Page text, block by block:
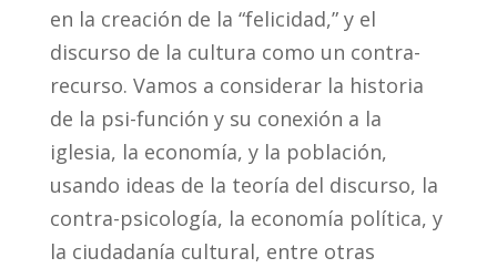
en la creación de la “felicidad,” y el
discurso de la cultura como un contra-
recurso. Vamos a considerar la historia
de la psi-función y su conexión a la
iglesia, la economía, y la población,
usando ideas de la teoría del discurso, la
contra-psicología, la economía política, y
la ciudadanía cultural, entre otras